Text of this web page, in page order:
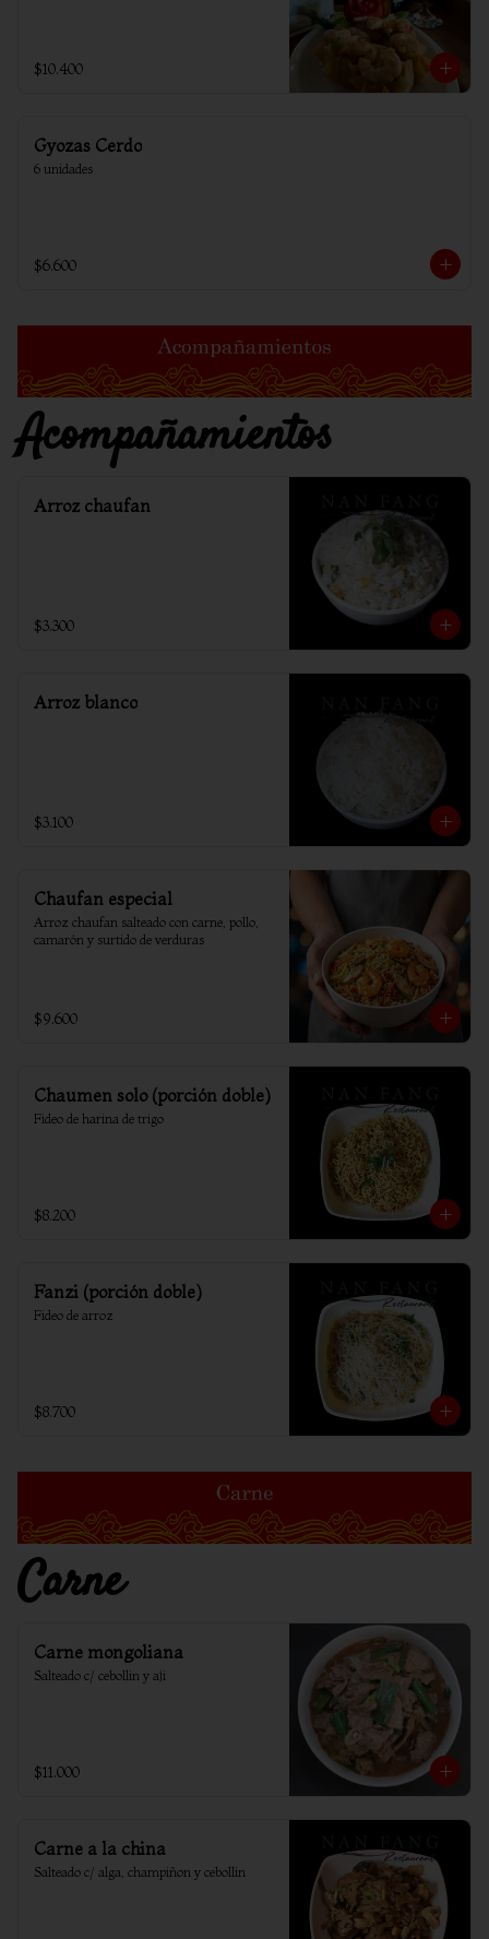
$10.400
Gyozas Cerdo
6 unidades
$6.600
Acompañamientos
Arroz chaufan
$3.300
Arroz blanco
$3.100
Chaufan especial
Arroz chaufan salteado con carne, pollo,
camarón y surtido de verduras
$9.600
Chaumen solo (porción doble)
Fideo de harina de trigo
$8.200
Fanzi (porción doble)
Fideo de arroz
$8.700
Carne
Carne mongoliana
Salteado c/ cebollin y aji
$11.000
Carne a la china
Salteado c/ alga, champiñon y cebollin